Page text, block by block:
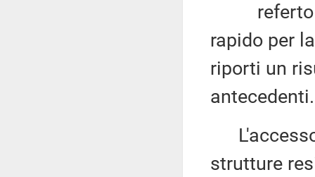
referto
rapido per
riporti un
antecedenti.
strutture